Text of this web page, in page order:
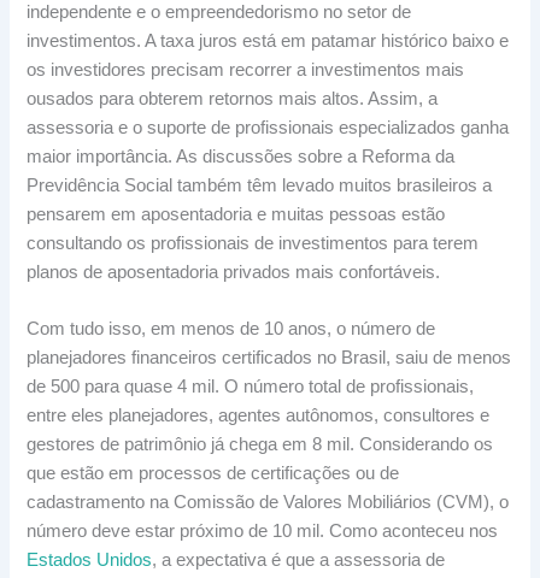
independente e o empreendedorismo no setor de
investimentos. A taxa juros está em patamar histórico baixo e
os investidores precisam recorrer a investimentos mais
ousados para obterem retornos mais altos. Assim, a
assessoria e o suporte de profissionais especializados ganha
maior importância. As discussões sobre a Reforma da
Previdência Social também têm levado muitos brasileiros a
pensarem em aposentadoria e muitas pessoas estão
consultando os profissionais de investimentos para terem
planos de aposentadoria privados mais confortáveis.
Com tudo isso, em menos de 10 anos, o número de
planejadores financeiros certificados no Brasil, saiu de menos
de 500 para quase 4 mil. O número total de profissionais,
entre eles planejadores, agentes autônomos, consultores e
gestores de patrimônio já chega em 8 mil. Considerando os
que estão em processos de certificações ou de
cadastramento na Comissão de Valores Mobiliários (CVM), o
número deve estar próximo de 10 mil. Como aconteceu nos
Estados Unidos, a expectativa é que a assessoria de